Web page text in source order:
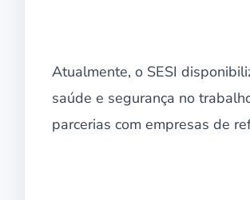
Atualmente, o SESI
saúde e segurança no
parcerias com empresas de